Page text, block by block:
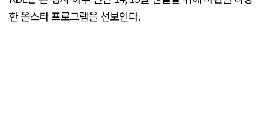
한 올스타 프로그램을 선보인다.